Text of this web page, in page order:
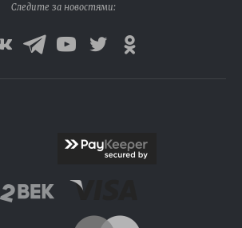
Следите за новостями: